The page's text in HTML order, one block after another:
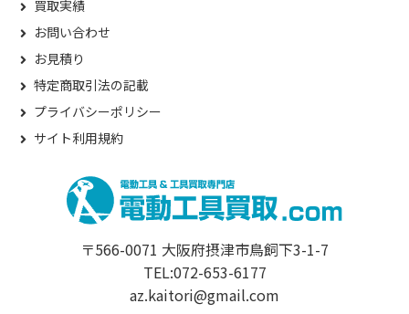
買取実績
お問い合わせ
お見積り
特定商取引法の記載
プライバシーポリシー
サイト利用規約
〒566-0071 大阪府摂津市鳥飼下3-1-7
TEL:072-653-6177
az.kaitori@gmail.com